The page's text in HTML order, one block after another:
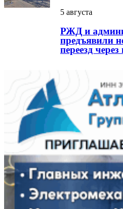
5 августа
РЖД и
предъявили
переезд через